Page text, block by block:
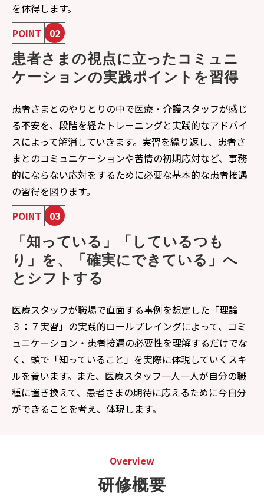
を体得します。
POINT
02
患者さまの視点に立ったコミュニ
ケーションの実践ポイントを習得
患者さまとのやりとりの中で医療・介護スタッフが感じ
る不安を、段階を経たトレーニングと実践的なアドバイ
スによって解消していきます。実習を繰り返し、患者さ
まとのコミュニケーションや苦情の初期応対など、事務
的にならない応対をするために必要な基本的な患者接遇
の習得を図ります。
POINT
03
「知っている」「しているつも
り」を、「確実にできている」へ
とシフトする
医療スタッフが職場で直面する事例を想定した「理論
３：７実習」の実践的ロールプレイングによって、コミ
ュニケーション・患者接遇の必要性を理解するだけでな
く、頭で「知っていること」を実際に体現していくスキ
ルを養います。また、医療スタッフ一人一人が自分の職
種に置き換えて、患者さまの期待に応えるために今自分
ができることを考え、体現します。
Overview
研修概要